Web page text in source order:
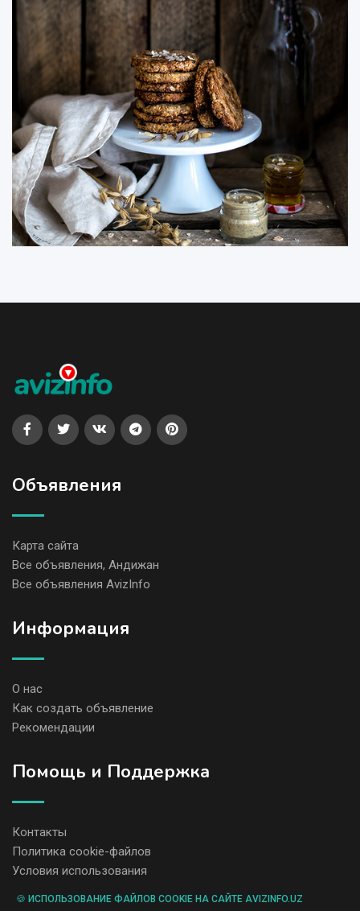
Объявления
Карта сайта
Все объявления, Андижан
Все объявления AvizInfo
Информация
О нас
Как создать объявление
Рекомендации
Помощь и Поддержка
Контакты
Политика cookie-файлов
Условия использования
🍪 ИСПОЛЬЗОВАНИЕ ФАЙЛОВ COOKIE НА САЙТЕ AVIZINFO.UZ